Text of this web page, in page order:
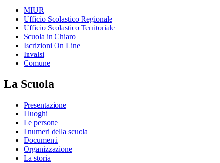
MIUR
Ufficio Scolastico Regionale
Ufficio Scolastico Territoriale
Scuola in Chiaro
Iscrizioni On Line
Invalsi
Comune
La Scuola
Presentazione
I luoghi
Le persone
I numeri della scuola
Documenti
Organizzazione
La storia